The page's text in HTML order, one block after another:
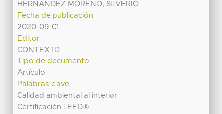
HERNANDEZ MORENO, SILVERIO
Fecha de publicación
2020-09-01
Editor
CONTEXTO
Tipo de documento
Artículo
Palabras clave
Calidad ambiental al interior
Certificación LEED®